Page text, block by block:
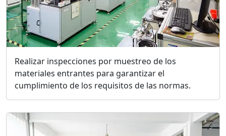
Realizar inspecciones por muestreo de los
materiales entrantes para garantizar el
cumplimiento de los requisitos de las normas.